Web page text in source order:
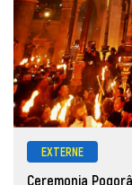
EXTERNE
Ceremonia